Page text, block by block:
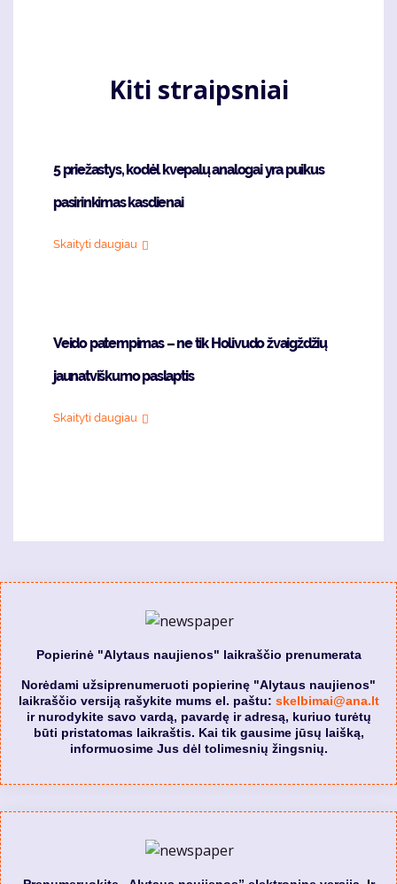
Kiti straipsniai
5 priežastys, kodėl kvepalų analogai yra puikus
pasirinkimas kasdienai
Skaityti daugiau
Veido patempimas – ne tik Holivudo žvaigždžių
jaunatviškumo paslaptis
Skaityti daugiau
Popierinė "Alytaus naujienos" laikraščio prenumerata
Norėdami užsiprenumeruoti popierinę "Alytaus naujienos"
laikraščio versiją rašykite mums el. paštu: skelbimai@ana.lt
ir nurodykite savo vardą, pavardę ir adresą, kuriuo turėtų
būti pristatomas laikraštis. Kai tik gausime jūsų laišką,
informuosime Jus dėl tolimesnių žingsnių.